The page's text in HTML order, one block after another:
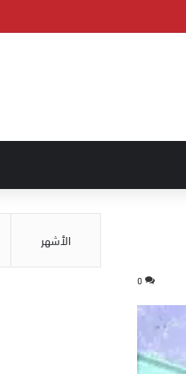
0
الأشهر